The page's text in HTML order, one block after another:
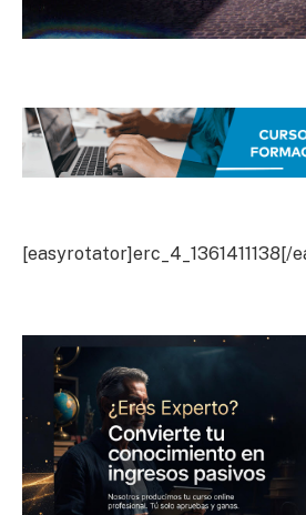
[easyrotator]erc_4_1361411138[/